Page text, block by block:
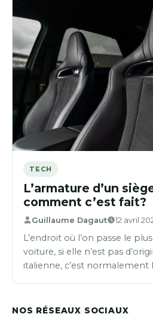
TECH
L’armature d’un
comment c’est fait?
Guillaume Dagaut 12 avril
L’endroit où l’on passe le
voiture, si elle n’est pas
italienne, c’est normalement
NOS RÉSEAUX SOCIAUX